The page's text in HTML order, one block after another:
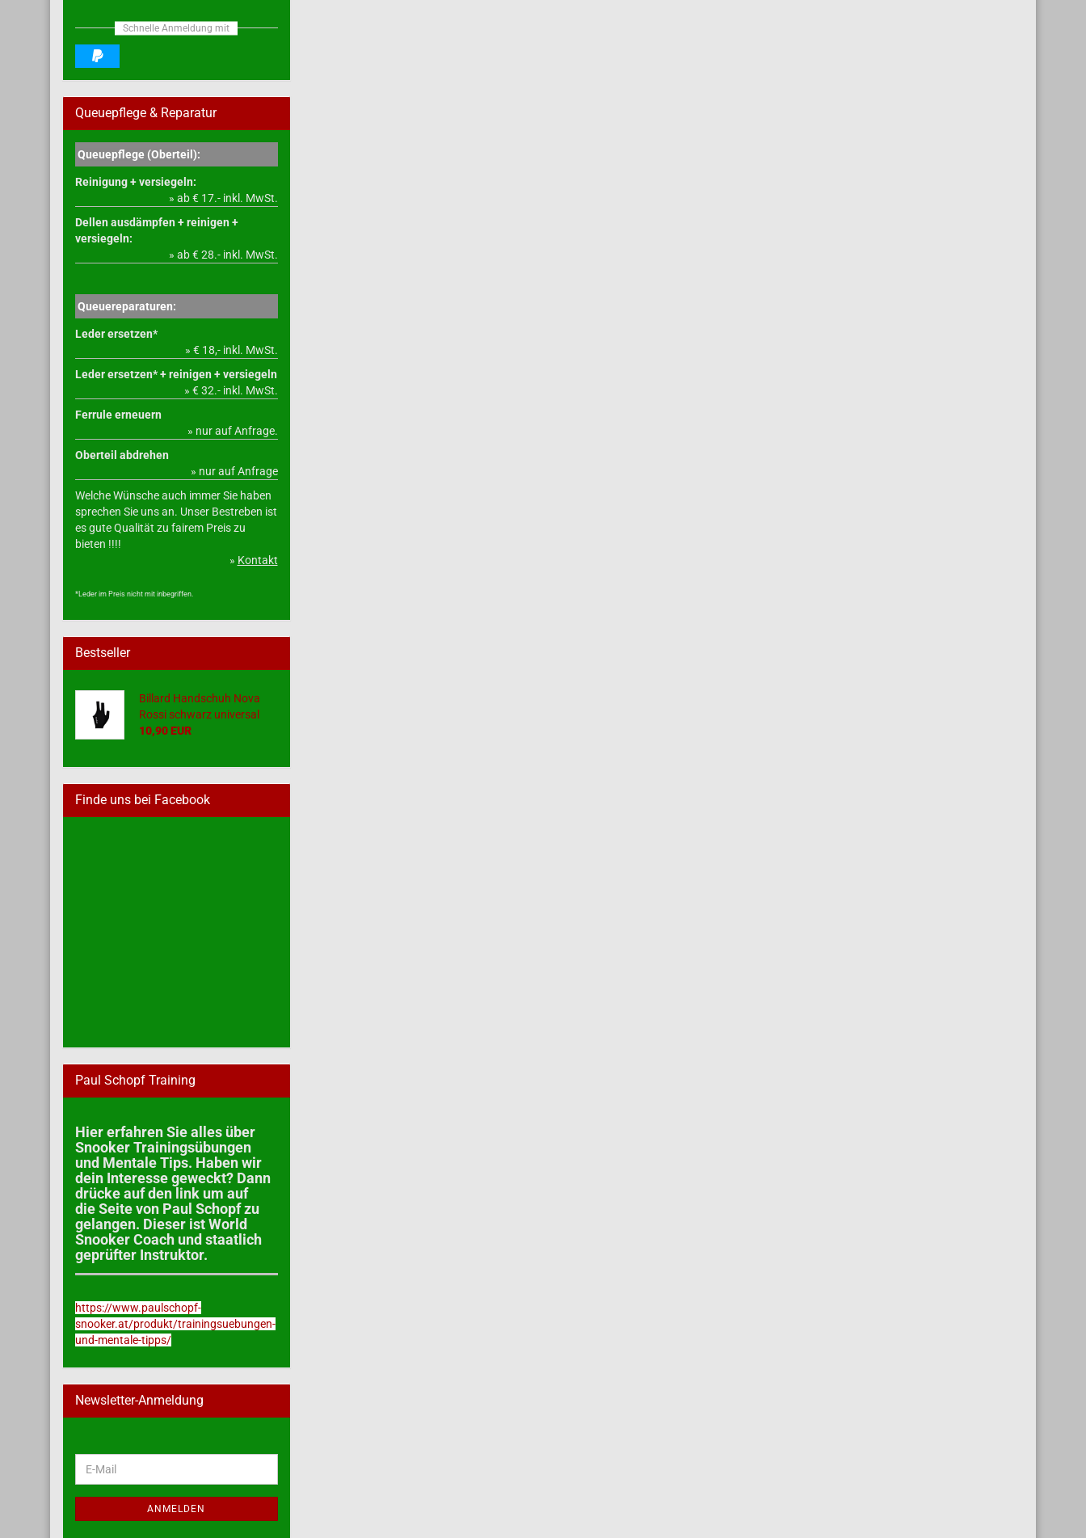
Schnelle Anmeldung mit
Queuepflege & Reparatur
Queuepflege (Oberteil):
Reinigung + versiegeln:
» ab € 17.- inkl. MwSt.
Dellen ausdämpfen + reinigen +
versiegeln:
» ab € 28.- inkl. MwSt.
Queuereparaturen:
Leder ersetzen*
» € 18,- inkl. MwSt.
Leder ersetzen* + reinigen + versiegeln
» € 32.- inkl. MwSt.
Ferrule erneuern
» nur auf Anfrage.
Oberteil abdrehen
» nur auf Anfrage
Welche Wünsche auch immer Sie haben
sprechen Sie uns an. Unser Bestreben ist
es gute Qualität zu fairem Preis zu
bieten !!!!
» Kontakt
*Leder im Preis nicht mit inbegriffen.
Bestseller
Billard Handschuh Nova
Rossi schwarz universal
10,90 EUR
Finde uns bei Facebook
Paul Schopf Training
Hier erfahren Sie alles über
Snooker Trainingsübungen
und Mentale Tips. Haben wir
dein Interesse geweckt? Dann
drücke auf den link um auf
die Seite von Paul Schopf zu
gelangen. Dieser ist World
Snooker Coach und staatlich
geprüfter Instruktor.
https://www.paulschopf-
snooker.at/produkt/trainingsuebungen-
und-mentale-tipps/
Newsletter-Anmeldung
ZUR
E-
Mail
ANMELDEN